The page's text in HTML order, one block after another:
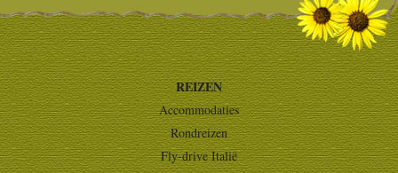
REIZEN
Accommodaties
Rondreizen
Fly-drive Italië